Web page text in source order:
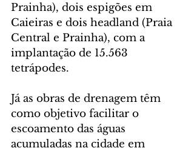
Prainha), dois espigões em
Caieiras e dois headland (Praia
Central e Prainha), com a
implantação de 15.563
tetrápodes.
Já as obras de drenagem têm
como objetivo facilitar o
escoamento das águas
acumuladas na cidade em